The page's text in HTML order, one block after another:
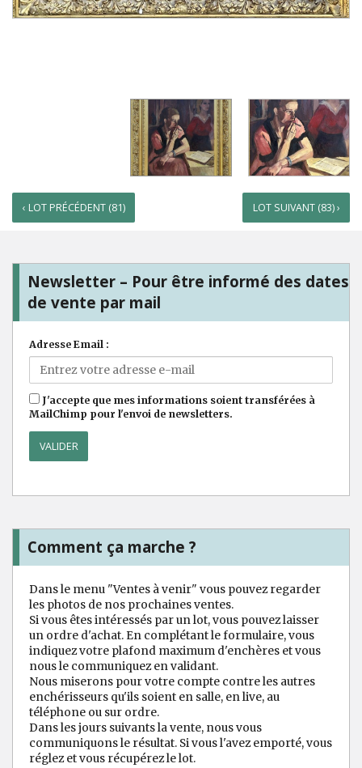
‹ LOT PRÉCÉDENT (81) LOT SUIVANT (83) ›
Newsletter – Pour être informé des dates
de vente par mail
Adresse Email :
J'accepte que mes informations soient transférées à
MailChimp pour l'envoi de newsletters.
Comment ça marche ?
Dans le menu "Ventes à venir" vous pouvez regarder
les photos de nos prochaines ventes.
Si vous êtes intéressés par un lot, vous pouvez laisser
un ordre d'achat. En complétant le formulaire, vous
indiquez votre plafond maximum d'enchères et vous
nous le communiquez en validant.
Nous miserons pour votre compte contre les autres
enchérisseurs qu'ils soient en salle, en live, au
téléphone ou sur ordre.
Dans les jours suivants la vente, nous vous
communiquons le résultat. Si vous l'avez emporté, vous
réglez et vous récupérez le lot.